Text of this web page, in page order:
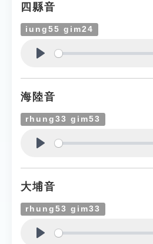
四縣音
iung55 gim24
海陸音
rhung33 gim53
大埔音
rhung53 gim33